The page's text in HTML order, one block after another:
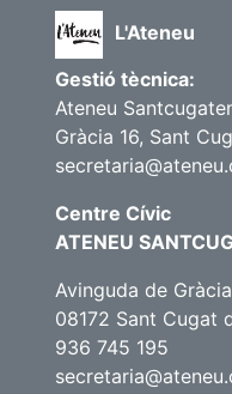
L'Ateneu
Gestió tècnica:
Ateneu
Gràcia 16, Sant
Centre Cívic
ATENEU
Avinguda de
08172 Sant Cugat
936 745 195